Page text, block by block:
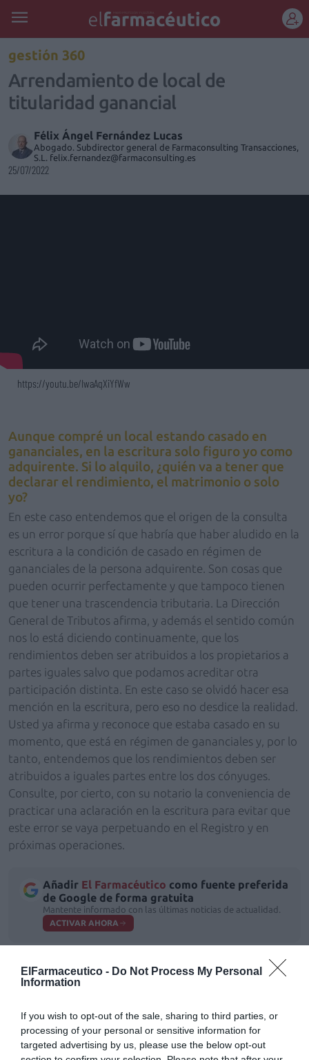
ElFarmaceutico - Do Not Process My Personal
Information
If you wish to opt-out of the sale, sharing to third parties, or
processing of your personal or sensitive information for
targeted advertising by us, please use the below opt-out
gestión 360
Arrendamiento de local de
titularidad ganancial
Félix Ángel Fernández Lucas
Abogado. Subdirector general de Farmaconsulting Transacciones,
S.L. felix.fernandez@farmaconsulting.es
25/07/2022
https://youtu.be/IwaAqXiYfWw
Aunque compré un local estando casado en
gananciales, en la escritura solo figuro yo como
adquirente. Si lo alquilo, ¿quién va a tener que
declarar el rendimiento, el matrimonio o solo
yo?
En este caso entendemos que el origen de la consulta
es un error porque sí que habría que haber aludido en la
escritura a la condición de casado en régimen de
gananciales de la persona adquirente. Son cosas que
pueden ocurrir perfectamente y que tampoco tienen
que tener una trascendencia tributaria. La Dirección
General de Tributos afirma, y además el sentido común
nos lo está diciendo continuamente, que los
rendimientos deben ser atribuidos a los propietarios a
partes iguales salvo que podamos acreditar otra
participación distinta. En este caso se olvidó hacer esa
mención en la escritura, pero eso no desdice la realidad.
Usted ya afirma y reconoce que estaba casado en su
momento, que está en régimen de gananciales y, por lo
tanto, entendemos que los rendimientos deben ser
atribuidos a iguales partes entre los dos cónyuges.
Consulte, por cierto, con su notario la conveniencia de
practicar una aclaración en la escritura para evitar que
este error se vaya perpetuando en el Registro y en
próximas operaciones.
Añadir El Farmacéutico como fuente preferida
de Google de forma gratuita
Mantente informado con las últimas noticias de actualidad.
ACTIVAR AHORA
Tags
farmaconsulting transacciones
arrendamiento de local Farmacia comunitaria